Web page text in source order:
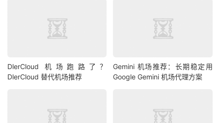
DlerCloud 机场跑路了？
DlerCloud 替代机场推荐
Gemini 机场推荐：长期稳定用
Google Gemini 机场代理方案